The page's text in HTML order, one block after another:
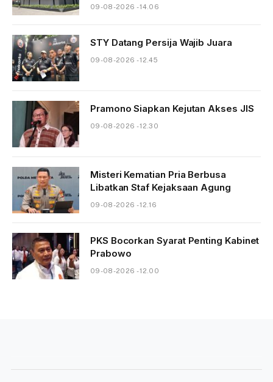
09-08-2026 - 14.06
STY Datang Persija Wajib Juara
09-08-2026 - 12.45
Pramono Siapkan Kejutan Akses JIS
09-08-2026 - 12.30
Misteri Kematian Pria Berbusa
Libatkan Staf Kejaksaan Agung
09-08-2026 - 12.16
PKS Bocorkan Syarat Penting Kabinet
Prabowo
09-08-2026 - 12.00